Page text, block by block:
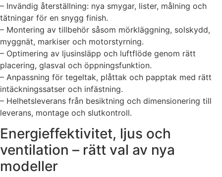
– Invändig återställning: nya smygar, lister, målning och
tätningar för en snygg finish.
– Montering av tillbehör såsom mörkläggning, solskydd,
myggnät, markiser och motorstyrning.
– Optimering av ljusinsläpp och luftflöde genom rätt
placering, glasval och öppningsfunktion.
– Anpassning för tegeltak, plåttak och papptak med rätt
intäckningssatser och infästning.
– Helhetsleverans från besiktning och dimensionering till
leverans, montage och slutkontroll.
Energieffektivitet, ljus och
ventilation – rätt val av nya
modeller